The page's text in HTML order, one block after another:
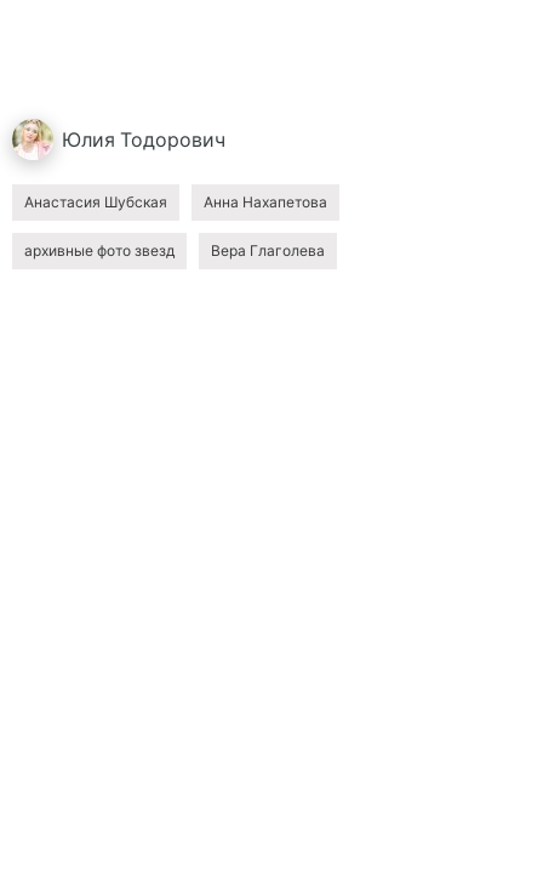
Юлия Тодорович
Анастасия Шубская Анна Нахапетова
архивные фото звезд Вера Глаголева